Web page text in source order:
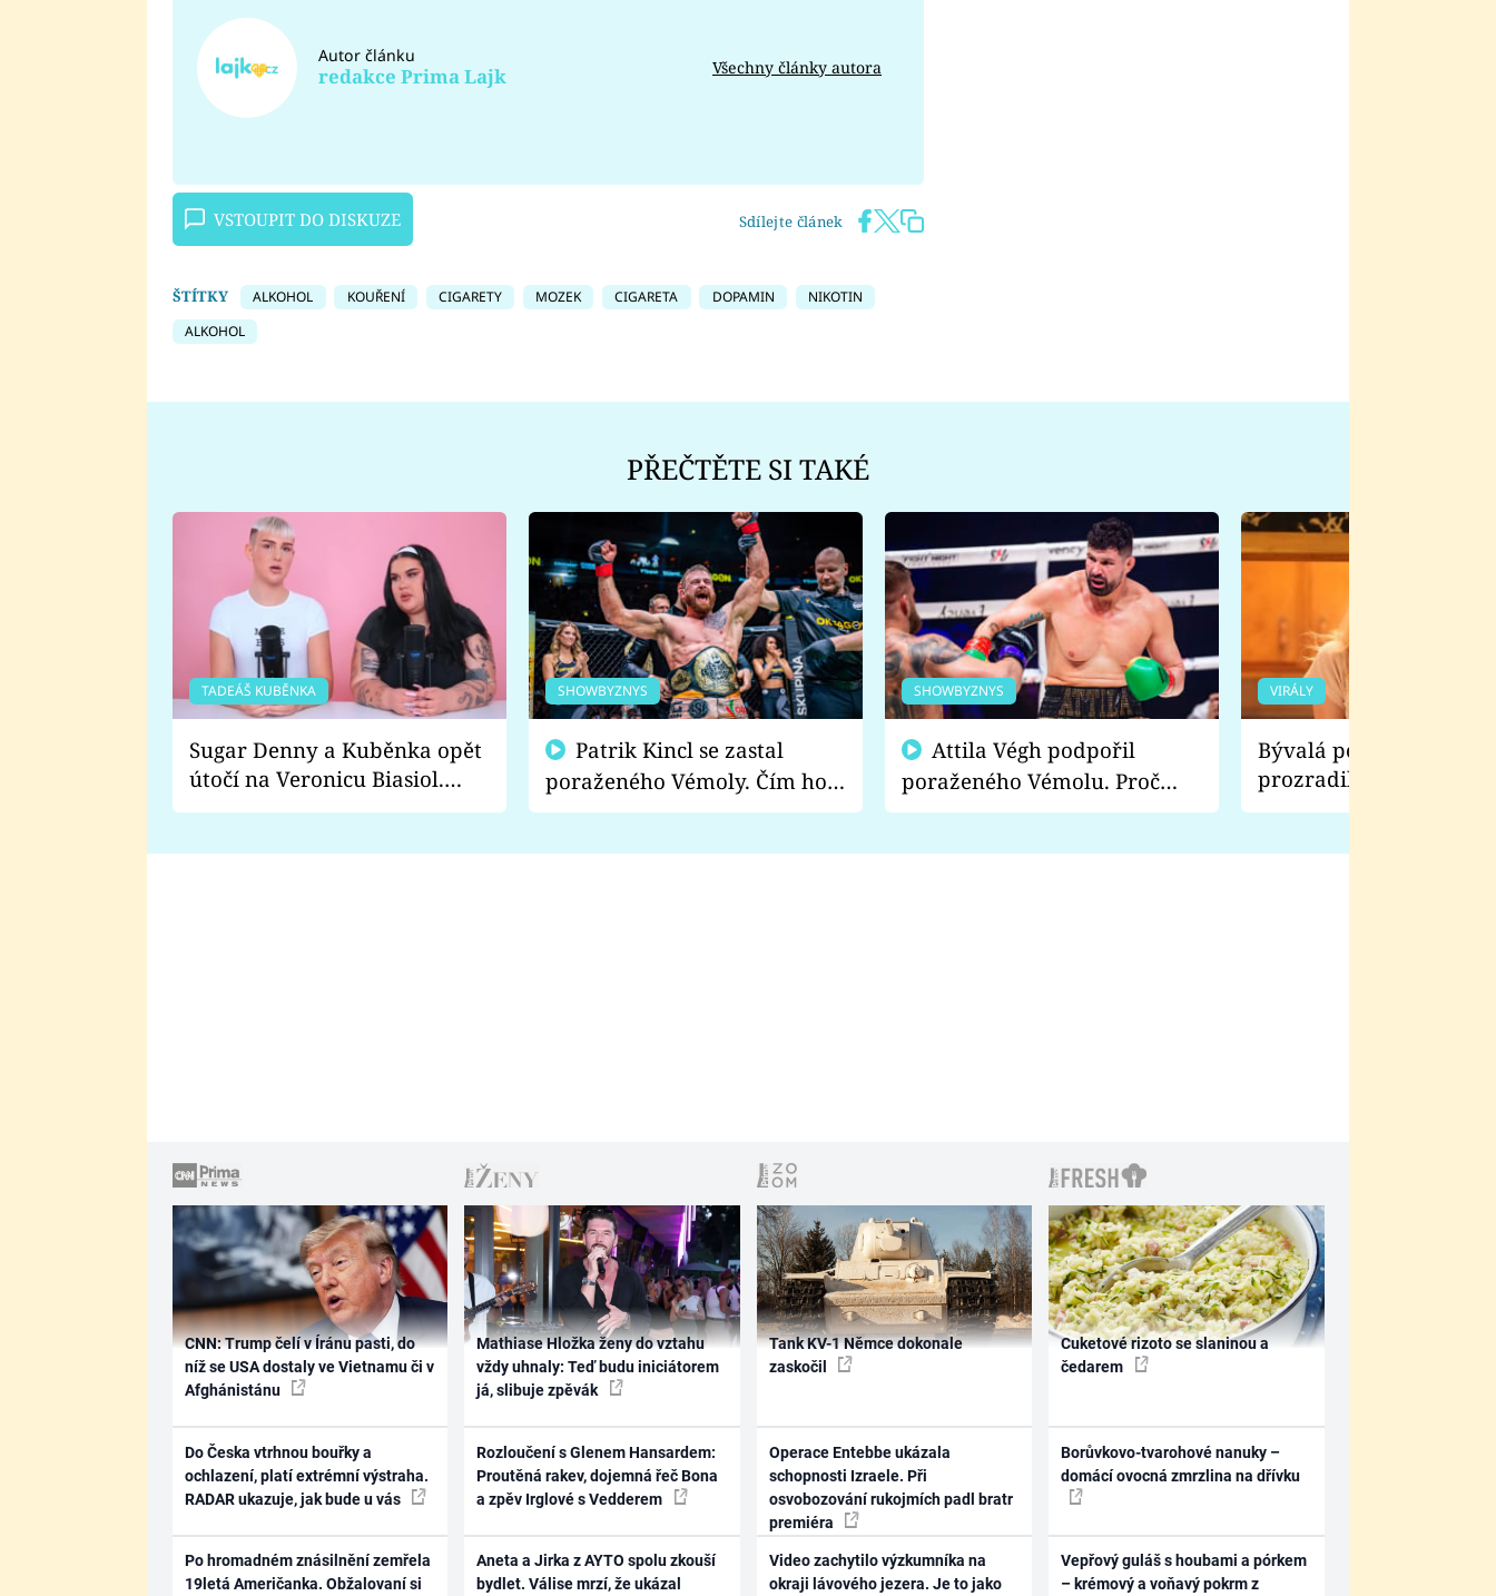
Autor článku
redakce Prima Lajk Všechny články autora
VSTOUPIT DO DISKUZE Sdílejte článek
ŠTÍTKY ALKOHOL KOUŘENÍ CIGARETY MOZEK CIGARETA DOPAMIN
NIKOTIN
ALKOHOL
PŘEČTĚTE SI TAKÉ
TADEÁŠ KUBĚNKA
Sugar Denny a Kuběnka opět
útočí na Veronicu Biasiol.
Proč je podle nich falešná a
SHOWBYZNYS
poraženého Vémoly. Čím ho
fanoušci naštvali?
SHOWBYZNYS
poraženého Vémolu. Proč
chce raději zápasit s ním než
VIRÁLY
Bývalá pornoherečka
prozradila, co ji
natáčení Euforie.
CNN: Trump čelí v Íránu pasti, do
níž se USA dostaly ve Vietnamu či v
Afghánistánu
Do Česka vtrhnou bouřky a
ochlazení, platí extrémní výstraha.
RADAR ukazuje, jak bude u vás
Po hromadném znásilnění zemřela
19letá Američanka. Obžalovaní si
Mathiase Hložka ženy do vztahu
vždy uhnaly: Teď budu iniciátorem
já, slibuje zpěvák
Rozloučení s Glenem Hansardem:
Proutěná rakev, dojemná řeč Bona
a zpěv Irglové s Vedderem
Aneta a Jirka z AYTO spolu zkouší
bydlet. Válise mrzí, že ukázal
Tank KV-1 Němce dokonale
zaskočil
Operace Entebbe ukázala
schopnosti Izraele. Při
osvobozování rukojmích padl bratr
premiéra
Video zachytilo výzkumníka na
okraji lávového jezera. Je to jako
Cuketové rizoto se slaninou a
čedarem
Borůvkovo-tvarohové nanuky –
domácí ovocná zmrzlina na dřívku
Vepřový guláš s houbami a pórkem
– krémový a voňavý pokrm z